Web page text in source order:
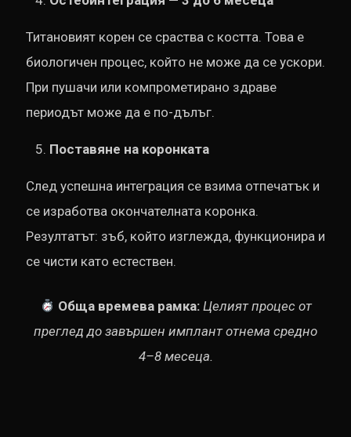
Титановият корен се сраства с костта. Това е
биологичен процес, който не може да се ускори.
При пушачи или компрометирано здраве
периодът може да е по-дълъг.
Поставяне на коронката
След успешна интеграция се взима отпечатък и
се изработва окончателната коронка.
Резултатът: зъб, който изглежда, функционира и
се чисти като естествен.
Обща времева рамка: Целият процес от
преглед до завършен имплант отнема средно
4–8 месеца.